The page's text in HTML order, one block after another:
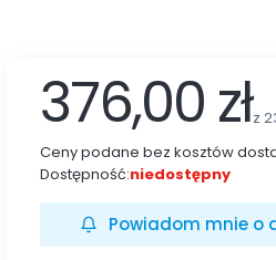
376,00 złz
Ceny podane bez kosztów
Dostępność:niedostępny
Powiadom mnie o